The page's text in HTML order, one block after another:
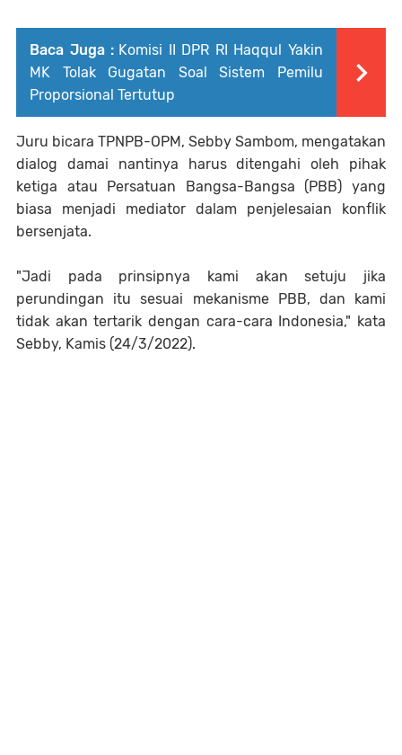
Baca Juga : Komisi II DPR RI Haqqul Yakin
MK Tolak Gugatan Soal Sistem Pemilu
Proporsional Tertutup
Juru bicara TPNPB-OPM, Sebby Sambom, mengatakan
dialog damai nantinya harus ditengahi oleh pihak
ketiga atau Persatuan Bangsa-Bangsa (PBB) yang
biasa menjadi mediator dalam penjelesaian konflik
bersenjata.
"Jadi pada prinsipnya kami akan setuju jika
perundingan itu sesuai mekanisme PBB, dan kami
tidak akan tertarik dengan cara-cara Indonesia," kata
Sebby, Kamis (24/3/2022).